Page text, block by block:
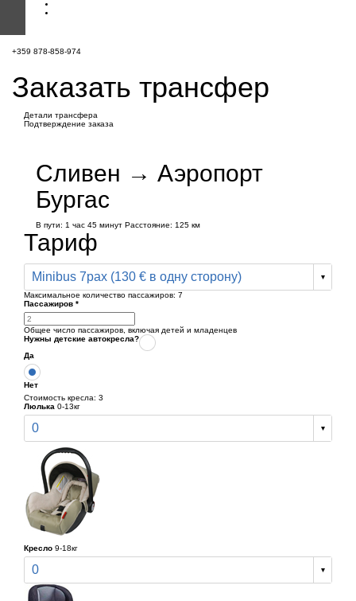
+359 878-858-974
Заказать трансфер
Детали трансфера
Подтверждение заказа
Сливен → Аэропорт
Бургас
В пути: 1 час 45 минут Расстояние: 125 км
Тариф
Minibus 7pax (130 € в одну сторону)
Максимальное количество пассажиров: 7
Пассажиров *
Общее число пассажиров, включая детей и младенцев
Нужны детские автокресла?
Да
Нет
Стоимость кресла: 3
Люлька 0-13кг
0
Кресло 9-18кг
0